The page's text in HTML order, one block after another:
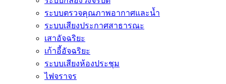
ระบบตรวจคุณภาพอากาศและน้ำ
ระบบเสียงประกาศสาธารณะ
เสาอัจฉริยะ
เก้าอี้อัจฉริยะ
ระบบเสียงห้องประชุม
ไฟจราจร